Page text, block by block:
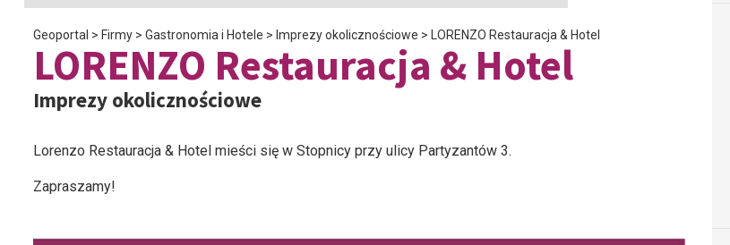
Geoportal > Firmy > Gastronomia i Hotele > Imprezy okolicznościowe > LORENZO Restauracja & Hotel
LORENZO Restauracja & Hotel
Imprezy okolicznościowe
Lorenzo Restauracja & Hotel mieści się w Stopnicy przy ulicy Partyzantów 3.
Zapraszamy!